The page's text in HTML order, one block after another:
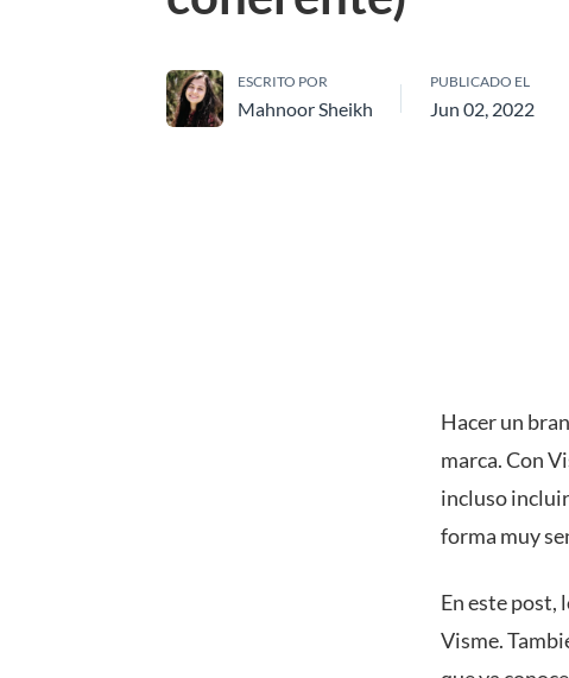
ESCRITO POR
Mahnoor Sheikh
PUBLICADO EL
Jun 02, 2022
Hacer un
marca. Con
incluso
forma muy
En este
Visme.